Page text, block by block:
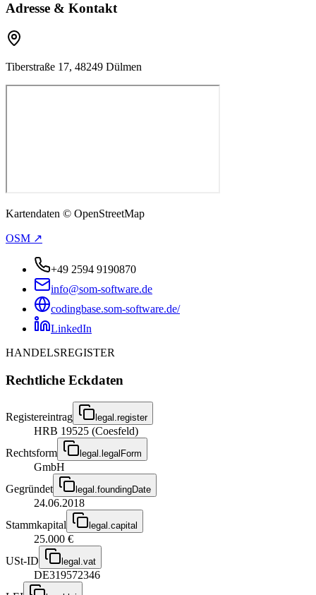
Adresse & Kontakt
Tiberstraße 17, 48249 Dülmen
Kartendaten © OpenStreetMap
OSM ↗
+49 2594 9190870
info@som-software.de
codingbase.som-software.de/
LinkedIn
HANDELSREGISTER
Rechtliche Eckdaten
Registereintrag legal.register
HRB 19525 (Coesfeld)
Rechtsform
legal.legalForm
GmbH
Gegründet
legal.foundingDate
24.06.2018
Stammkapital
legal.capital
25.000 €
USt-ID
legal.vat
DE319572346